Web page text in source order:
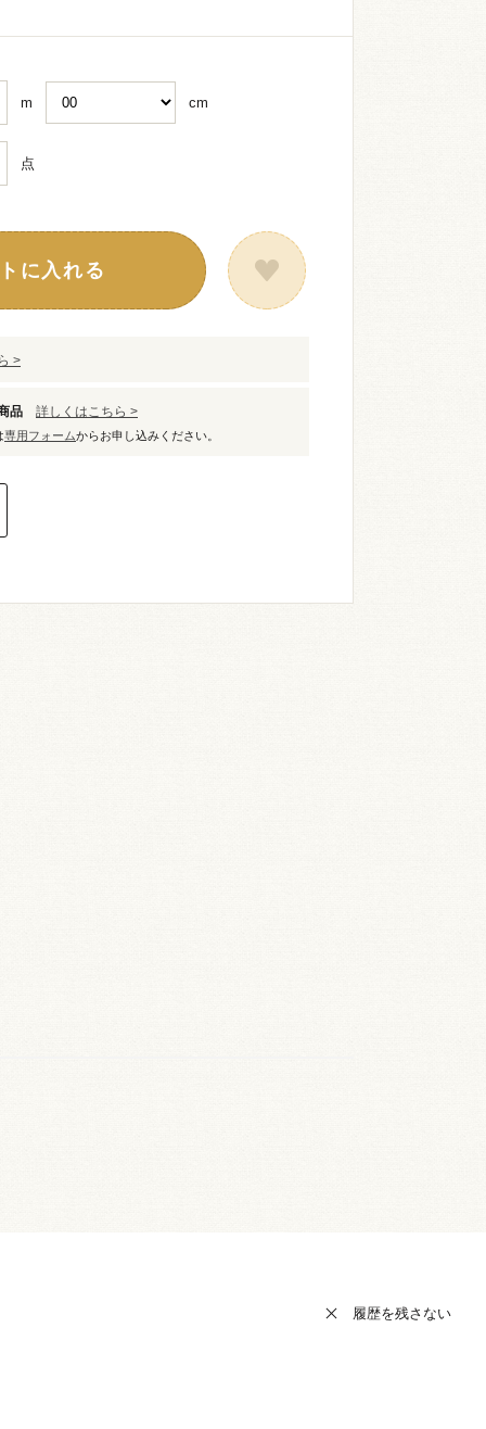
m cm
点
に入れる
>
品 詳しくはこちら >
専用フォームからお申し込みください。
履歴を残さない